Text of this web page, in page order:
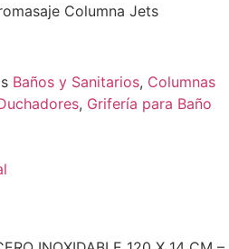
Columna Jets
Baños y Sanitarios, Columnas
, Grifería para Baño